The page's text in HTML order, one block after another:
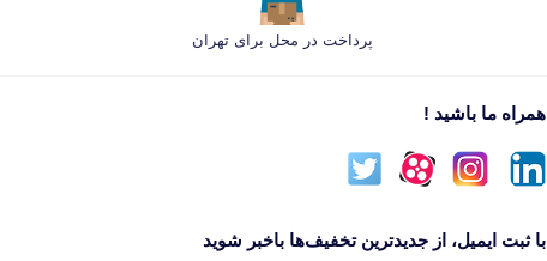
پرداخت در محل برای تهران
همراه ما باشید !
با ثبت ایمیل، از جدید‌ترین تخفیف‌ها با‌خبر شوید